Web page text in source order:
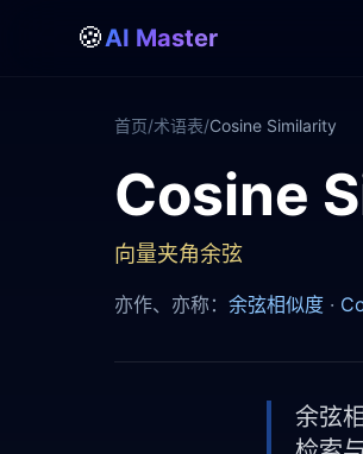
🍪AI Master
首页/术语表/Cosine Similarity
Cosine
Cosine Similarity
向量夹角余弦
亦作、亦称： 余弦相似度 ·
余弦